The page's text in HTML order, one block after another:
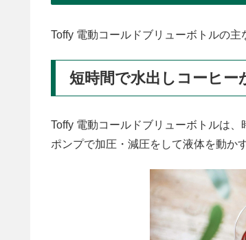
Toffy 電動コールドブリューボトルの主
短時間で水出しコーヒー
Toffy 電動コールドブリューボトルは
ポンプで加圧・減圧をして液体を動か